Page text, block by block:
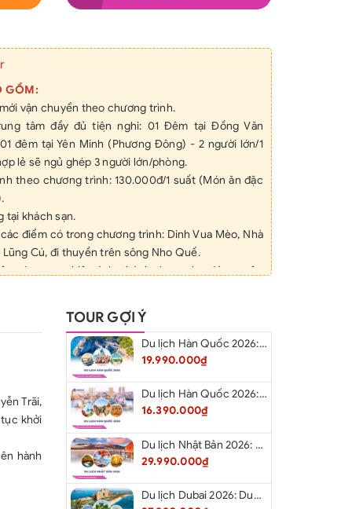
GỒM:
vận chuyển theo chương trình.
tâm đầy đủ tiện nghi: 01 Đêm tại Đồng Văn
đêm tại Yên Minh (Phương Đông) - 2 người lớn/1
lẻ sẽ ngủ ghép 3 người lớn/phòng.
theo chương trình: 130.000đ/1 suất (Món ăn đặc
tại khách sạn.
điểm có trong chương trình: Dinh Vua Mèo, Nhà
Lũng Cú, đi thuyền trên sông Nho Quế.
phục vụ nhiệt tình, thành thạo, chu đáo xuyên
vụ trên xe, mỗi ngày 01 chai 500ml
du lịch trọn tour mức đền bù tối đa
BAO GỒM:
tại Cột Cờ Lũng Cú (30.000vnđ/người).
bia, nước ngọt…) trong các bữa ăn và suốt chương
nhân (điện thoại, giặt là, mua sắm, ăn uống ngoài
xe máy đi xuống bến thuyền sông Nho Quế,
Trãi,
khởi
hành
TOUR GỢI Ý
Du lịch Hàn Quốc 2026: Hà Nội – Busan – Seoul – Starfiled – Lotte Worf
19.990.000₫
Du lịch Hàn Quốc 2026: Hà Nội – Lotte Word – Đảo Nami – Làng Cổ Hanok Bukchon
16.390.000₫
Du lịch Nhật Bản 2026: Niigata – Aizu – Nikko - Tokyo – Niigata từ Hà Nội
29.990.000₫
Du lịch Dubai 2026: Dubai - Safari - Abu Dhabi